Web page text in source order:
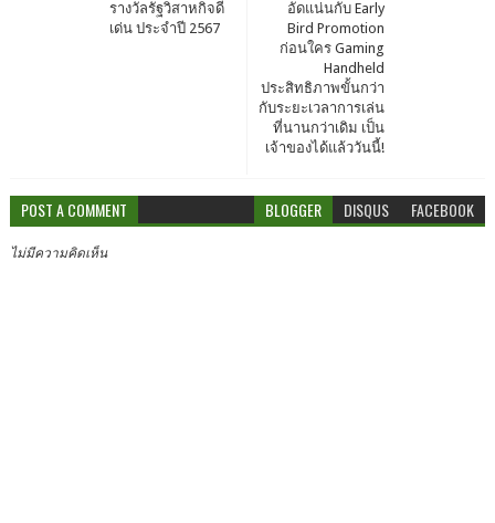
อัดแน่นกับ Early
Bird Promotion
ก่อนใคร Gaming
Handheld
ประสิทธิภาพขั้นกว่า
กับระยะเวลาการเล่น
ที่นานกว่าเดิม เป็น
เจ้าของได้แล้ววันนี้!
รางวัลรัฐวิสาหกิจดี
เด่น ประจำปี 2567
POST A COMMENT BLOGGER DISQUS FACEBOOK
ไม่มีความคิดเห็น